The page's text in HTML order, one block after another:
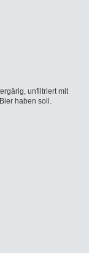
unfiltriert mit
haben soll.